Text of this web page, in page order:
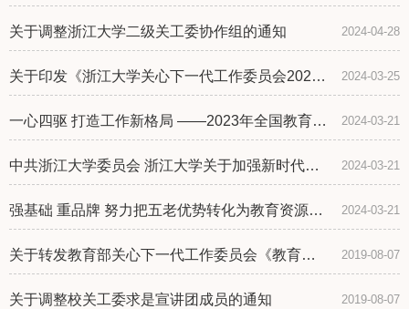
秘书长人员的通知
关于调整浙江大学二级关工委协作组的通知 2024-04-28
关于印发《浙江大学关心下一代工作委员会2024
年工作要点》的通知
2024-03-25
一心四驱 打造工作新格局 ——2023年全国教育系
统关工委干部培训班培训交流材料
2024-03-21
中共浙江大学委员会 浙江大学关于加强新时代关
心下一代工作委员会工作的实施意见
2024-03-21
强基础 重品牌 努力把五老优势转化为教育资源
——浙江大学关心下一代工作委员会2023年度工
作总结
2024-03-21
关于转发教育部关心下一代工作委员会《教育部
关工委关于认真学习贯彻党的十...
2019-08-07
关于调整校关工委求是宣讲团成员的通知 2019-08-07